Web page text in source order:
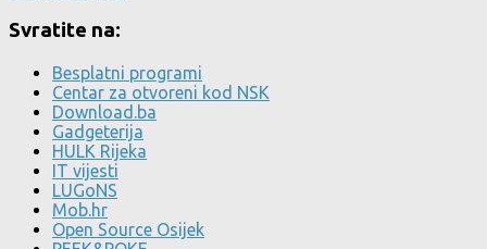
Svratite na:
Besplatni programi
Centar za otvoreni kod NSK
Download.ba
Gadgeterija
HULK Rijeka
IT vijesti
LUGoNS
Mob.hr
Open Source Osijek